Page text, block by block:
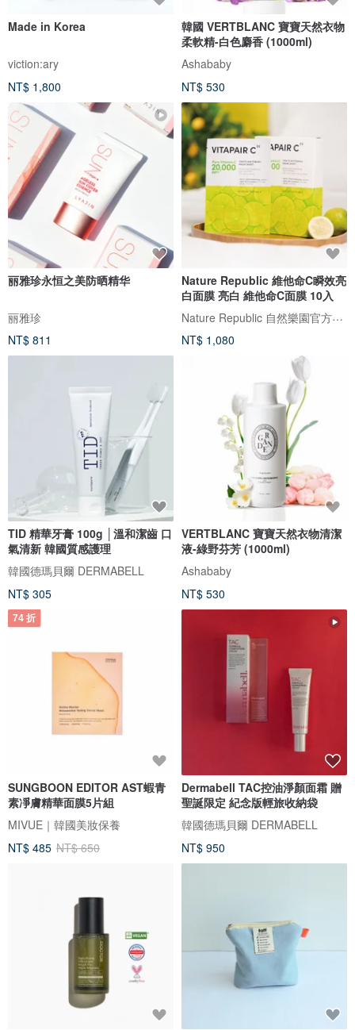
Made in Korea
viction:ary
NT$ 1,800
韓國 VERTBLANC 寶寶天然衣物
柔軟精-白色麝香 (1000ml)
Ashababy
NT$ 530
丽雅珍永恒之美防晒精华
丽雅珍
NT$ 811
Nature Republic 維他命C瞬效亮
白面膜 亮白 維他命C面膜 10入
Nature Republic 自然樂園官方旗艦店
NT$ 1,080
TID 精華牙膏 100g │溫和潔齒 口
氣清新 韓國質感護理
韓國德瑪貝爾 DERMABELL
NT$ 305
VERTBLANC 寶寶天然衣物清潔
液-綠野芬芳 (1000ml)
Ashababy
NT$ 530
74 折
SUNGBOON EDITOR AST蝦青
素凈膚精華面膜5片組
MIVUE｜韓國美妝保養
NT$ 485 NT$ 650
Dermabell TAC控油淨顏面霜 贈
聖誕限定 紀念版輕旅收納袋
韓國德瑪貝爾 DERMABELL
NT$ 950